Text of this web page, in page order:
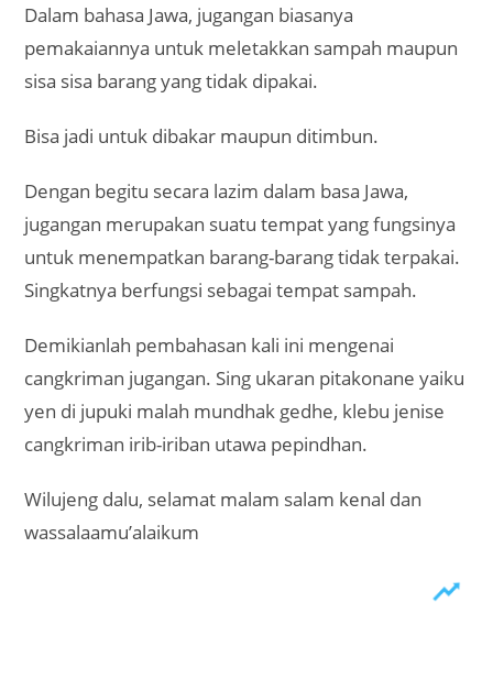
Dalam bahasa Jawa, jugangan biasanya
pemakaiannya untuk meletakkan sampah maupun
sisa sisa barang yang tidak dipakai.
Bisa jadi untuk dibakar maupun ditimbun.
Dengan begitu secara lazim dalam basa Jawa,
jugangan merupakan suatu tempat yang fungsinya
untuk menempatkan barang-barang tidak terpakai.
Singkatnya berfungsi sebagai tempat sampah.
Demikianlah pembahasan kali ini mengenai
cangkriman jugangan. Sing ukaran pitakonane yaiku
yen di jupuki malah mundhak gedhe, klebu jenise
cangkriman irib-iriban utawa pepindhan.
Wilujeng dalu, selamat malam salam kenal dan
wassalaamu’alaikum